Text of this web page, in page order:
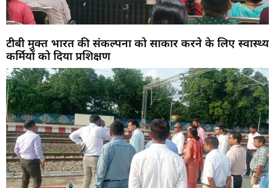
टीबी मुक्त भारत की संकल्पना को साकार करने के लिए स्वास्थ्य
कर्मियों को दिया प्रशिक्षण